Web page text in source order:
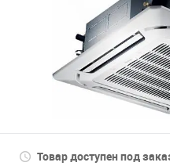
Товар доступен под